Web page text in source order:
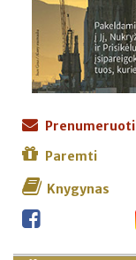
Prenumeruoti
Paremti
Knygynas